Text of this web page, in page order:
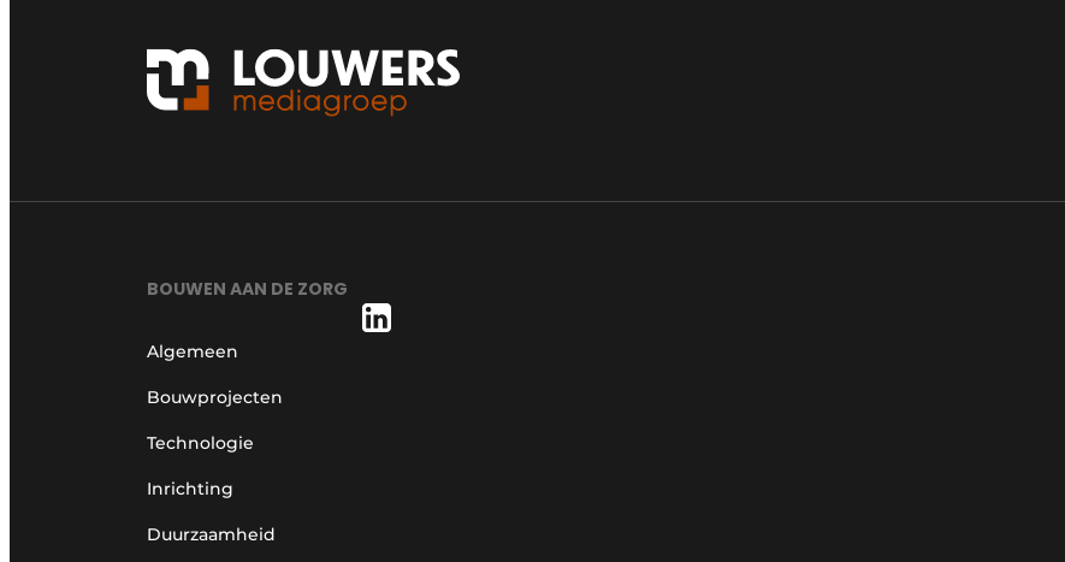
BOUWEN AAN DE ZORG
Algemeen
Bouwprojecten
Technologie
Inrichting
Duurzaamheid